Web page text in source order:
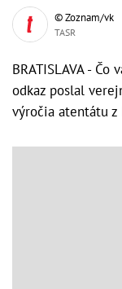
© Zoznam/vk
TASR
BRATISLAVA -
odkaz poslal
výročia atentátu z